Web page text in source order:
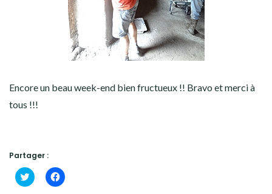
Encore un beau week-end bien fructueux !! Bravo et merci à
tous !!!
Partager :
Cliquez
pour
Cliquez
pour